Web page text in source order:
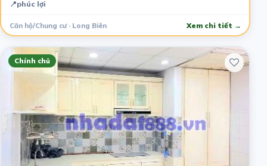
📍phúc lợi
Căn hộ/Chung cư · Long Biên Xem chi tiết →
Chính chủ